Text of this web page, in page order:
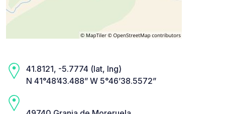
41.8121, -5.7774 (lat, lng)
N 41°48’43.488” W 5°46’38.5572”